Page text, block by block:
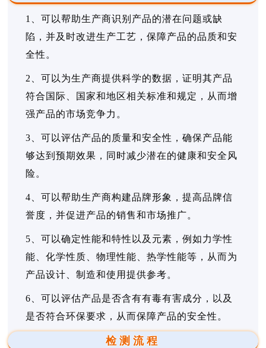
1、可以帮助生产商识别产品的潜在问题或缺
陷，并及时改进生产工艺，保障产品的品质和安
全性。
2、可以为生产商提供科学的数据，证明其产品
符合国际、国家和地区相关标准和规定，从而增
强产品的市场竞争力。
3、可以评估产品的质量和安全性，确保产品能
够达到预期效果，同时减少潜在的健康和安全风
险。
4、可以帮助生产商构建品牌形象，提高品牌信
誉度，并促进产品的销售和市场推广。
5、可以确定性能和特性以及元素，例如力学性
能、化学性质、物理性能、热学性能等，从而为
产品设计、制造和使用提供参考。
6、可以评估产品是否含有有毒有害成分，以及
是否符合环保要求，从而保障产品的安全性。
检测流程